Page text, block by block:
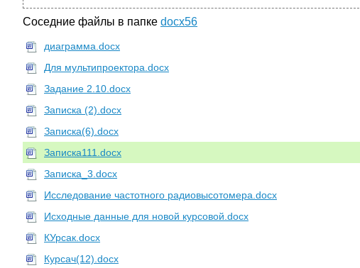
Соседние файлы в папке docx56
диаграмма.docx
Для мультипроектора.docx
Задание 2.10.docx
Записка (2).docx
Записка(6).docx
Записка111.docx
Записка_3.docx
Исследование частотного радиовысотомера.docx
Исходные данные для новой курсовой.docx
КУрсак.docx
Курсач(12).docx